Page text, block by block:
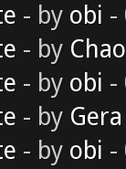
- by obi -
- by
- by obi -
- by Gera
- by obi -